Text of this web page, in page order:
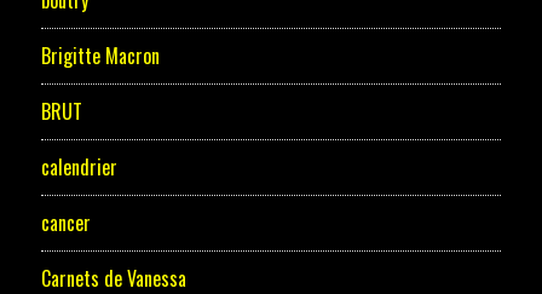
Brigitte Macron
BRUT
calendrier
cancer
Carnets de Vanessa